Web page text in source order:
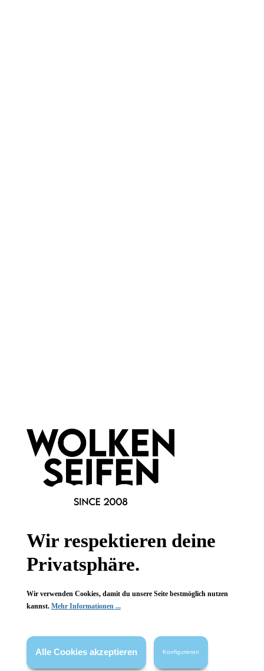
Gesetzliche Informationen
Wissenswertes
* Alle Preise inkl. gesetzl. Mehrwertsteuer zzgl.
Wir respektieren deine
Privatsphäre.
Wir verwenden Cookies, damit du unsere Seite bestmöglich nutzen
kannst. Mehr Informationen ...
Alle Cookies akzeptieren Konfigurieren